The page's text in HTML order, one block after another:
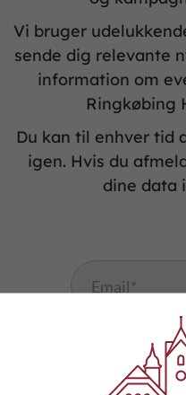
Vi bruger
sende dig relevante
information om
Ringkøbing
Du kan til enhver tid
igen. Hvis du
dine data
Når du tilmelder dig